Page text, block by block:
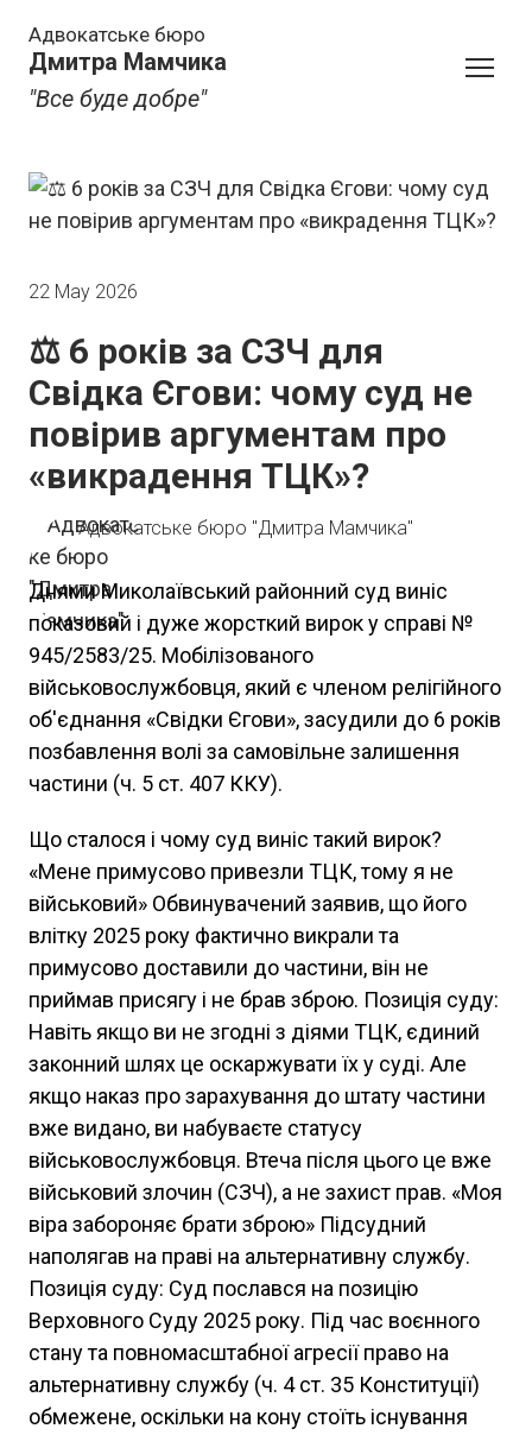
Адвокатське бюро
Дмитра Мамчика
"Все буде добре"
22 May 2026
⚖️ 6 років за СЗЧ для
Свідка Єгови: чому суд не
повірив аргументам про
«викрадення ТЦК»?
Адвокатське бюро "Дмитра Мамчика"
Днями Миколаївський районний суд виніс
показовий і дуже жорсткий вирок у справі №
945/2583/25. Мобілізованого
військовослужбовця, який є членом релігійного
об'єднання «Свідки Єгови», засудили до 6 років
позбавлення волі за самовільне залишення
частини (ч. 5 ст. 407 ККУ).
Що сталося і чому суд виніс такий вирок?
«Мене примусово привезли ТЦК, тому я не
військовий» Обвинувачений заявив, що його
влітку 2025 року фактично викрали та
примусово доставили до частини, він не
приймав присягу і не брав зброю. Позиція суду:
Навіть якщо ви не згодні з діями ТЦК, єдиний
законний шлях це оскаржувати їх у суді. Але
якщо наказ про зарахування до штату частини
вже видано, ви набуваєте статусу
військовослужбовця. Втеча після цього це вже
військовий злочин (СЗЧ), а не захист прав. «Моя
віра забороняє брати зброю» Підсудний
наполягав на праві на альтернативну службу.
Позиція суду: Суд послався на позицію
Верховного Суду 2025 року. Під час воєнного
стану та повномасштабної агресії право на
альтернативну службу (ч. 4 ст. 35 Конституції)
обмежене, оскільки на кону стоїть існування